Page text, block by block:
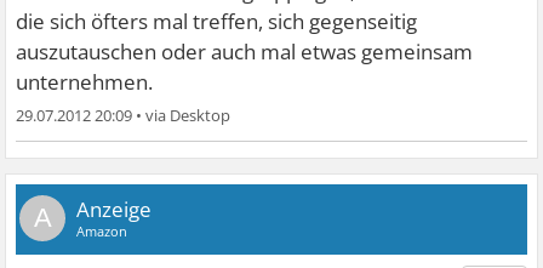
die sich öfters mal treffen, sich gegenseitig
auszutauschen oder auch mal etwas gemeinsam
unternehmen.
29.07.2012 20:09 •
A